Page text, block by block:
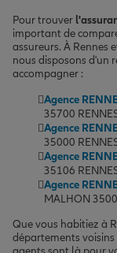
Pour trouver
important de
assureurs. À Rennes
nous disposons d'un
accompagner :
Agence
35700
Agence
35000
Agence
35106
Agence
MALHON
Que vous habitiez à
départements